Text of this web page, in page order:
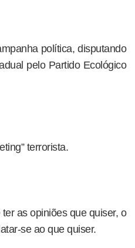
política, disputando
pelo Partido Ecológico
terrorista.
as opiniões que quiser, o
se ao que quiser.